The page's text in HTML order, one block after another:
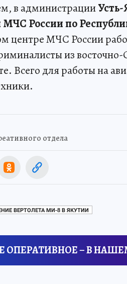
в администрации
России по
центре МЧС России
из
Всего для работы на
отдела
ВЕРТОЛЕТА МИ-8 В ЯКУТИИ
ОПЕРАТИВНОЕ – В